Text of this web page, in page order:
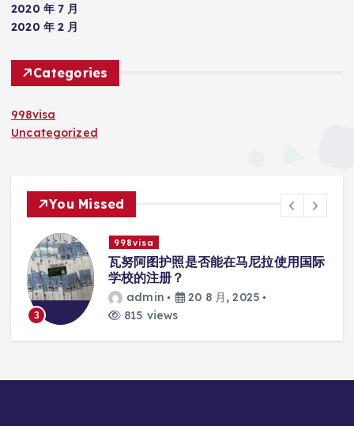
2020 年 7 月
2020 年 2 月
Categories
998visa
Uncategorized
You Missed
3
998visa
瓦努阿图护照是否能在马尼拉使用国际
学校的注册？
admin
20 8 月, 2025
815 views